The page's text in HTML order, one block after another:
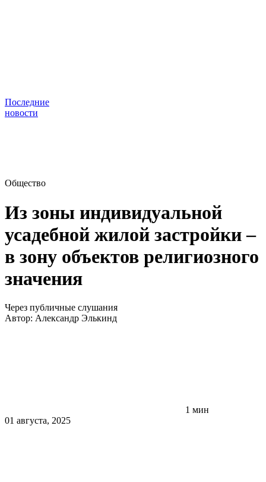
Последние
новости
Общество
Из зоны индивидуальной
усадебной жилой застройки –
в зону объектов религиозного
значения
Через публичные слушания
Автор: Александр Элькинд
1 мин
01 августа, 2025